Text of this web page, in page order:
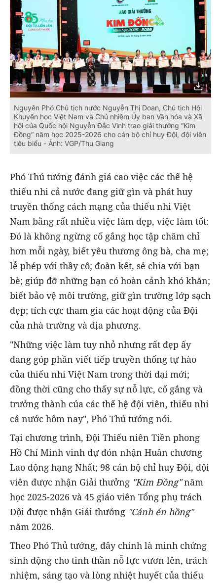
Nguyên Phó Chủ tịch nước Nguyễn Thị Doan, Chủ tịch Hội
Khuyến học Việt Nam và Chủ nhiệm Ủy ban Văn hóa và Xã
hội của Quốc hội Nguyễn Đắc Vinh trao giải thưởng “Kim
Đồng” năm học 2025-2026 cho cán bộ chỉ huy Đội, đội viên
tiêu biểu - Ảnh: VGP/Thu Giang
Phó Thủ tướng đánh giá cao việc các thế hệ
thiếu nhi cả nước đang giữ gìn và phát huy
truyền thống cách mạng của thiếu nhi Việt
Nam bằng rất nhiều việc làm đẹp, việc làm tốt:
Đó là không ngừng cố gắng học tập chăm chỉ
hơn mỗi ngày, biết yêu thương ông bà, cha mẹ;
lễ phép với thầy cô; đoàn kết, sẻ chia với bạn
bè; giúp đỡ những bạn có hoàn cảnh khó khăn;
biết bảo vệ môi trường, giữ gìn trường lớp sạch
đẹp; tích cực tham gia các hoạt động của Đội
của nhà trường và địa phương.
"Những việc làm tuy nhỏ nhưng rất đẹp ấy
đang góp phần viết tiếp truyền thống tự hào
của thiếu nhi Việt Nam trong thời đại mới;
đồng thời cũng cho thấy sự nỗ lực, cố gắng và
trưởng thành của các thế hệ đội viên, thiếu nhi
cả nước hôm nay", Phó Thủ tướng nói.
Tại chương trình, Đội Thiếu niên Tiền phong
Hồ Chí Minh vinh dự đón nhận Huân chương
Lao động hạng Nhất; 98 cán bộ chỉ huy Đội, đội
viên được nhận Giải thưởng "Kim Đồng"năm
học 2025-2026 và 45 giáo viên Tổng phụ trách
Đội được nhận Giải thưởng "Cánh én hồng"
năm 2026.
Theo Phó Thủ tướng, đây chính là minh chứng
sinh động cho tinh thần nỗ lực vươn lên, trách
nhiệm, sáng tạo và lòng nhiệt huyết của thiếu